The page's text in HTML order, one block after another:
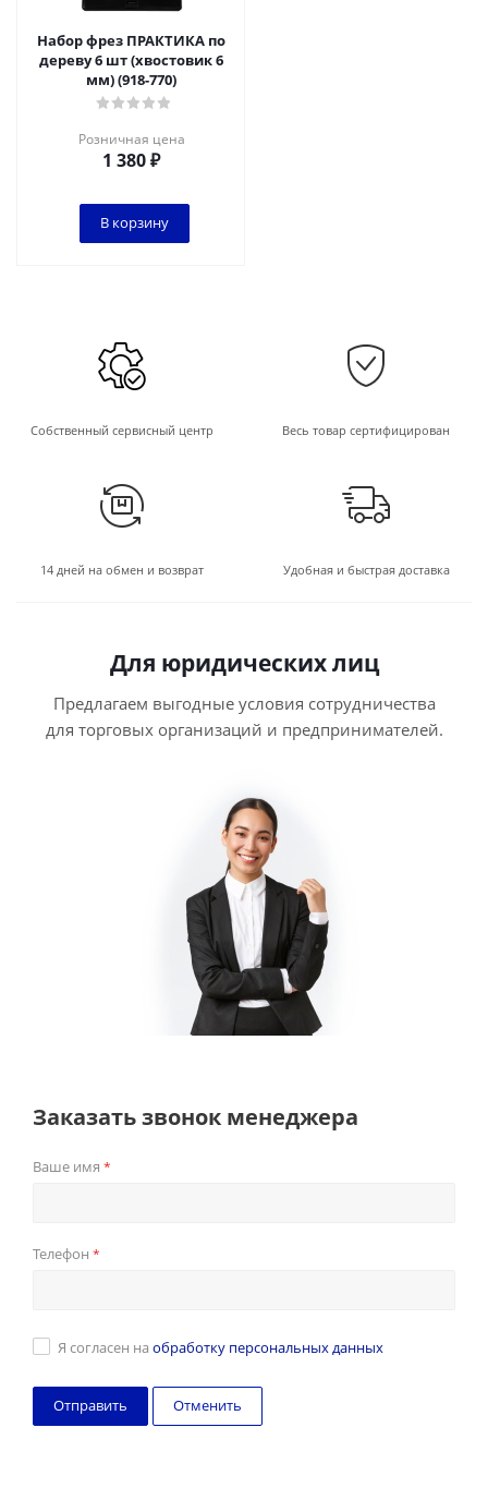
Набор фрез ПРАКТИКА по
дереву 6 шт (хвостовик 6
мм) (918-770)
Розничная цена
1 380₽
В корзину
Собственный сервисный центр Весь товар сертифицирован
14 дней на обмен и возврат Удобная и быстрая доставка
Для юридических лиц
Предлагаем выгодные условия сотрудничества
для торговых организаций и предпринимателей.
Заказать звонок менеджера
Ваше имя *
Телефон *
Я согласен на обработку персональных данных
Отменить